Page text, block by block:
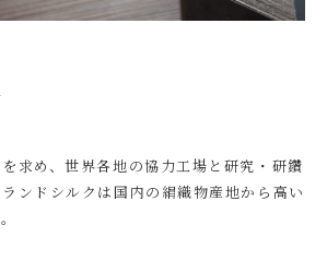
求め、世界各地の協力工場と研究・研鑽
ンドシルクは国内の絹織物産地から高い